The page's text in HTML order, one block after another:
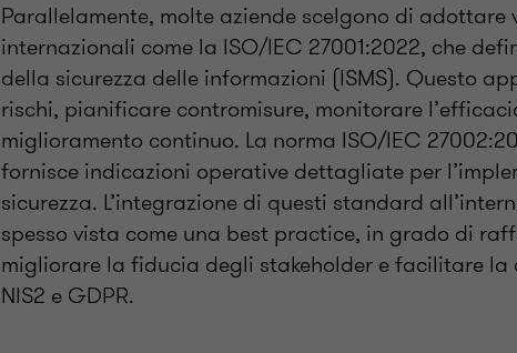
Parallelamente, molte aziende scelgono di
internazionali come la ISO/IEC 27001:2022, che
della sicurezza delle informazioni (ISMS). Questo
rischi, pianificare contromisure, monitorare
miglioramento continuo. La norma ISO/IEC
fornisce indicazioni operative dettagliate per
sicurezza. L’integrazione di questi standard
spesso vista come una best practice, in grado di
migliorare la fiducia degli stakeholder e facilitare la
NIS2 e GDPR.